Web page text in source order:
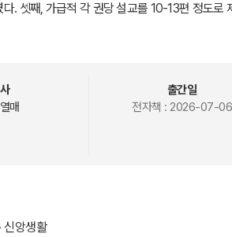
. 셋째, 가급적 각 권당 설교를 10-13편 정도로
어 주석적, 영적 깊이도 충분히 갖추고 있기에
본서는 스펄전이 복음의 관점으로 신구약 성경
매
출간일
전자책 : 2026-07-06
신앙생활